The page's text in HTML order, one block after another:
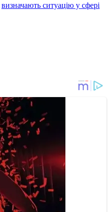
визначають ситуацію у сфері